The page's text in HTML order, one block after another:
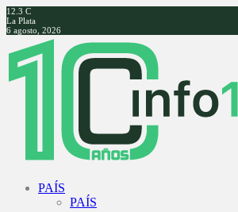
12.3 C
La Plata
6 agosto, 2026
Facebook
Twitter
Instagram
Youtube
PAÍS
PAÍS